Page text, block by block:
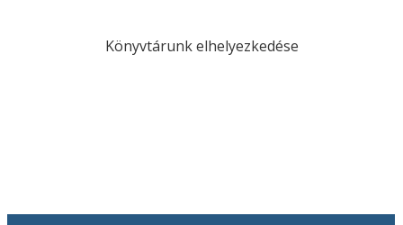
Könyvtárunk elhelyezkedése